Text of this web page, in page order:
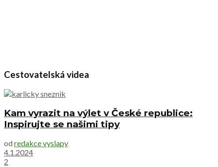
Cestovatelská videa
Kam vyrazit na výlet v České republice:
Inspirujte se našimi tipy
od redakce vyslapy
4.1.2024
2